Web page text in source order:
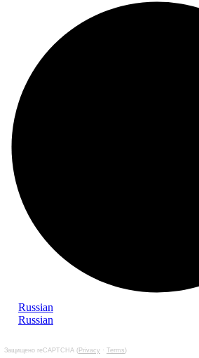
Russian
Russian
Защищено reCAPTCHA ( Privacy · Terms)